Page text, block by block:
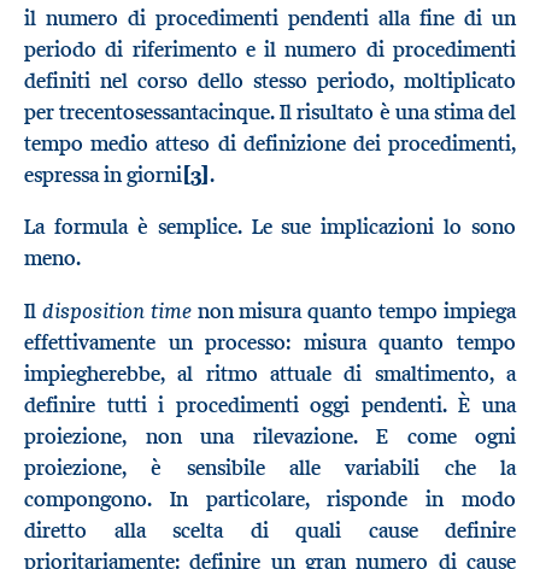
il numero di procedimenti pendenti alla fine di un
periodo di riferimento e il numero di procedimenti
definiti nel corso dello stesso periodo, moltiplicato
per trecentosessantacinque. Il risultato è una stima del
tempo medio atteso di definizione dei procedimenti,
espressa in giorni[3].
La formula è semplice. Le sue implicazioni lo sono
meno.
Il disposition time non misura quanto tempo impiega
effettivamente un processo: misura quanto tempo
impiegherebbe, al ritmo attuale di smaltimento, a
definire tutti i procedimenti oggi pendenti. È una
proiezione, non una rilevazione. E come ogni
proiezione, è sensibile alle variabili che la
compongono. In particolare, risponde in modo
diretto alla scelta di quali cause definire
prioritariamente: definire un gran numero di cause